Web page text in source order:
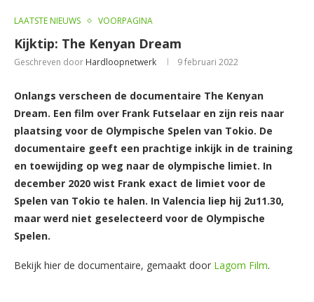
LAATSTE NIEUWS VOORPAGINA
Kijktip: The Kenyan Dream
Geschreven door Hardloopnetwerk 9 februari 2022
Onlangs verscheen de documentaire The Kenyan
Dream. Een film over Frank Futselaar en zijn reis naar
plaatsing voor de Olympische Spelen van Tokio. De
documentaire geeft een prachtige inkijk in de training
en toewijding op weg naar de olympische limiet. In
december 2020 wist Frank exact de limiet voor de
Spelen van Tokio te halen. In Valencia liep hij 2u11.30,
maar werd niet geselecteerd voor de Olympische
Spelen.
Bekijk hier de documentaire, gemaakt door Lagom Film.